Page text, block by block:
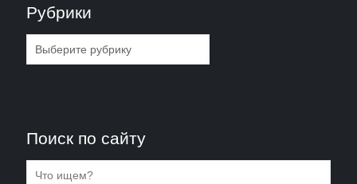
Рубрики
Рубрики
Поиск по сайту